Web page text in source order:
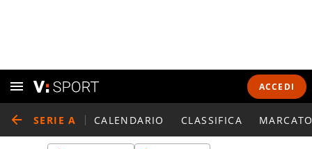
ACCEDI
SERIE A CALENDARIO CLASSIFICA